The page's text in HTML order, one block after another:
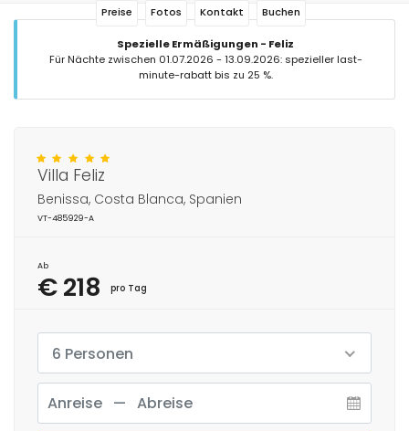
Preise Fotos Kontakt Buchen
Spezielle Ermäßigungen - Feliz
Für Nächte zwischen 01.07.2026 - 13.09.2026: spezieller last-
minute-rabatt bis zu 25 %.
Villa Feliz
Benissa, Costa Blanca, Spanien
VT-485929-A
Ab
€ 218 pro Tag
6 Personen